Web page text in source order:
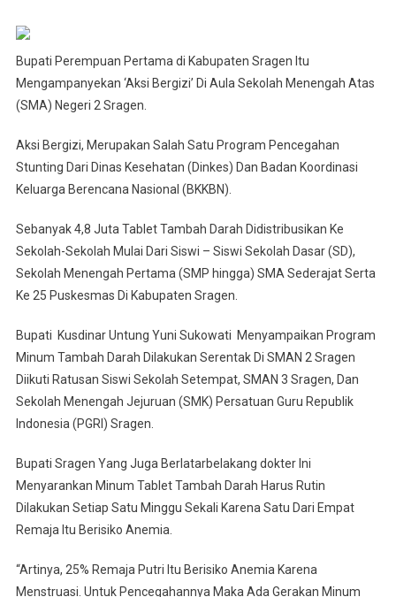
Bupati Perempuan Pertama di Kabupaten Sragen Itu
Mengampanyekan ‘Aksi Bergizi’ Di Aula Sekolah Menengah Atas
(SMA) Negeri 2 Sragen.
Aksi Bergizi, Merupakan Salah Satu Program Pencegahan
Stunting Dari Dinas Kesehatan (Dinkes) Dan Badan Koordinasi
Keluarga Berencana Nasional (BKKBN).
Sebanyak 4,8 Juta Tablet Tambah Darah Didistribusikan Ke
Sekolah-Sekolah Mulai Dari Siswi – Siswi Sekolah Dasar (SD),
Sekolah Menengah Pertama (SMP hingga) SMA Sederajat Serta
Ke 25 Puskesmas Di Kabupaten Sragen.
Bupati Kusdinar Untung Yuni Sukowati Menyampaikan Program
Minum Tambah Darah Dilakukan Serentak Di SMAN 2 Sragen
Diikuti Ratusan Siswi Sekolah Setempat, SMAN 3 Sragen, Dan
Sekolah Menengah Jejuruan (SMK) Persatuan Guru Republik
Indonesia (PGRI) Sragen.
Bupati Sragen Yang Juga Berlatarbelakang dokter Ini
Menyarankan Minum Tablet Tambah Darah Harus Rutin
Dilakukan Setiap Satu Minggu Sekali Karena Satu Dari Empat
Remaja Itu Berisiko Anemia.
“Artinya, 25% Remaja Putri Itu Berisiko Anemia Karena
Menstruasi. Untuk Pencegahannya Maka Ada Gerakan Minum